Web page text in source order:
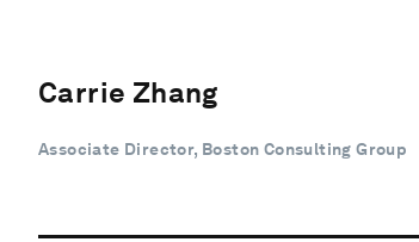
Carrie Zhang
Associate Director, Boston Consulting Group